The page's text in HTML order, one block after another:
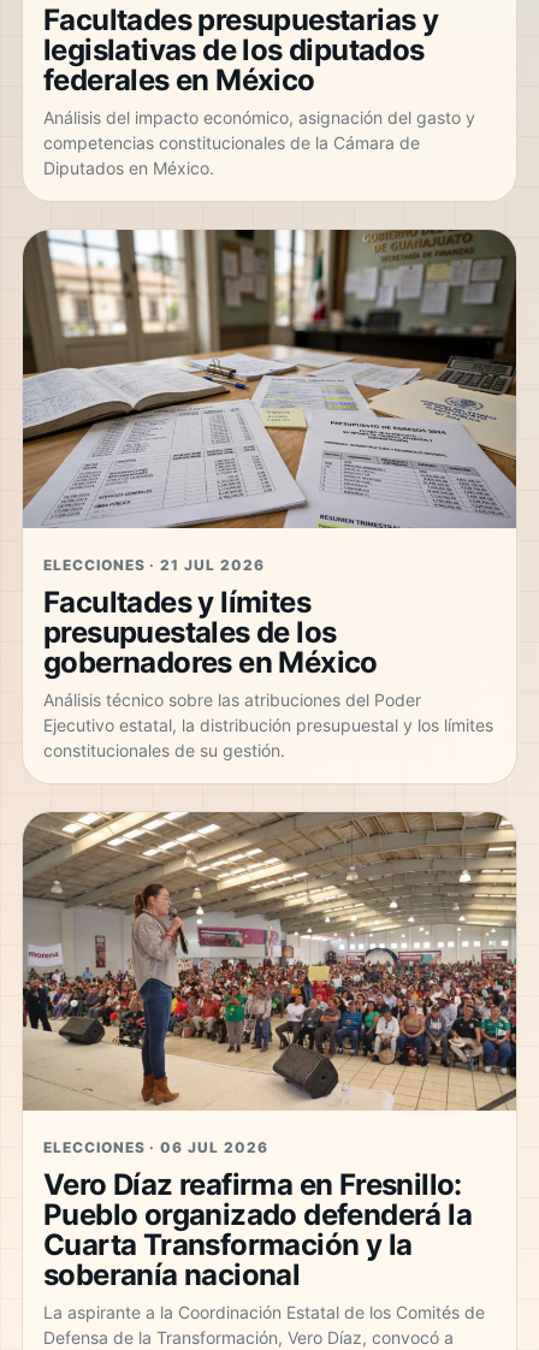
Facultades presupuestarias y
legislativas de los diputados
federales en México
Análisis del impacto económico, asignación del gasto y
competencias constitucionales de la Cámara de
Diputados en México.
ELECCIONES · 21 JUL 2026
Facultades y límites
presupuestales de los
gobernadores en México
Análisis técnico sobre las atribuciones del Poder
Ejecutivo estatal, la distribución presupuestal y los límites
constitucionales de su gestión.
ELECCIONES · 06 JUL 2026
Vero Díaz reafirma en Fresnillo:
Pueblo organizado defenderá la
Cuarta Transformación y la
soberanía nacional
La aspirante a la Coordinación Estatal de los Comités de
Defensa de la Transformación, Vero Díaz, convocó a